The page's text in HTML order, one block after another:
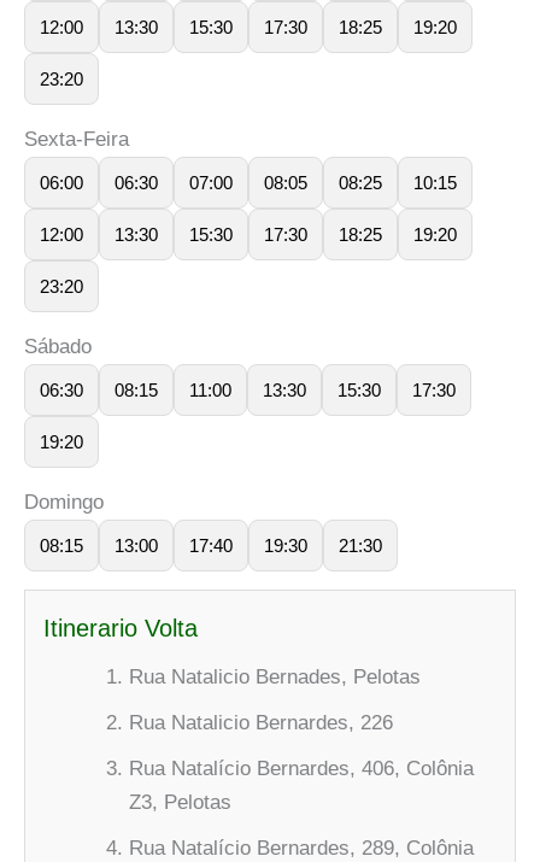
12:00 13:30 15:30 17:30 18:25 19:20
23:20
Sexta-Feira
06:00 06:30 07:00 08:05 08:25 10:15
12:00 13:30 15:30 17:30 18:25 19:20
23:20
Sábado
06:30 08:15 11:00 13:30 15:30 17:30
19:20
Domingo
08:15 13:00 17:40 19:30 21:30
Itinerario Volta
Rua Natalicio Bernades, Pelotas
Rua Natalicio Bernardes, 226
Rua Natalício Bernardes, 406, Colônia
Z3, Pelotas
Rua Natalício Bernardes, 289, Colônia